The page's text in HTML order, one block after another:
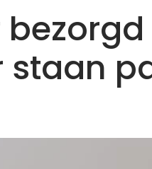
staan